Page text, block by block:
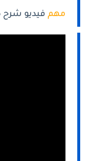
مهم فيديو شرح